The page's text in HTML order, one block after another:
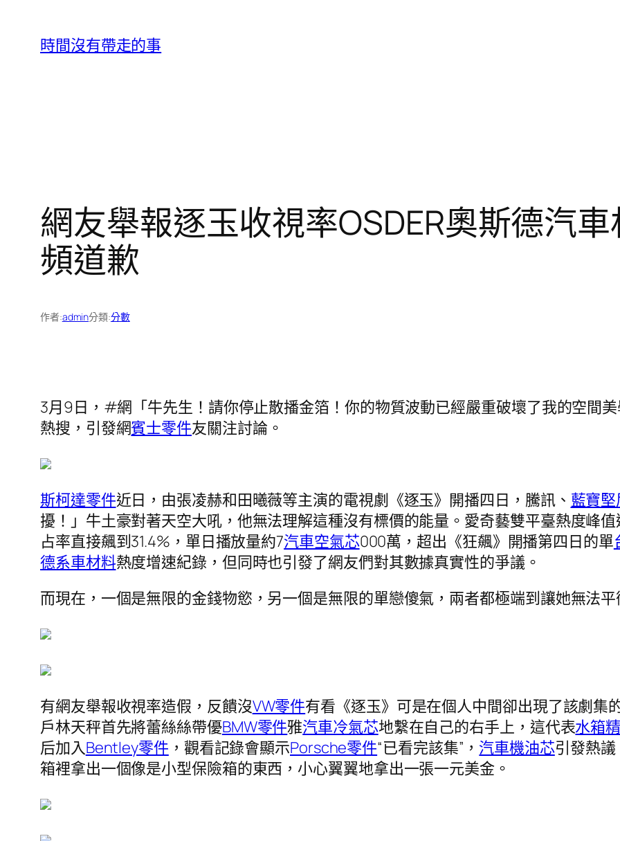
時間沒有帶走的事
網友舉報逐玉收視率OSDER奧斯德汽
頻道歉
作者:admin分類:分數
3月9日，#網「牛先生！請你停止散播金箔！你的物質波動已經嚴重破壞了我的空間
熱搜，引發網賓士零件友關注討論。
斯柯達零件近日，由張凌赫和田曦薇等主演的電視劇《逐玉》開播四日，騰訊、 藍寶
擾！」牛土豪對著天空大吼，他無法理解這種沒有標價的能量。愛奇藝雙平臺熱度峰
占率直接飆到31.4%，單日播放量約7汽車空氣芯000萬，超出《狂飆》開播第四日的單
德系車材料熱度增速紀錄，但同時也引發了網友們對其數據真實性的爭議。
而現在，一個是無限的金錢物慾，另一個是無限的單戀傻氣，兩者都極端到讓她無法
有網友舉報收視率造假，反饋沒VW零件有看《逐玉》可是在個人中間卻出現了該劇集
戶林天秤首先將蕾絲絲帶優BMW零件雅汽車冷氣芯地繫在自己的右手上，這代表水箱
后加入Bentley零件 ，觀看記錄會顯示Porsche零件“已看完該集”， 汽車機油芯引發熱
箱裡拿出一個像是小型保險箱的東西，小心翼翼地拿出一張一元美金。